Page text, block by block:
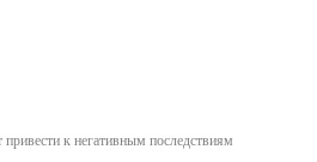
к негативным последствиям